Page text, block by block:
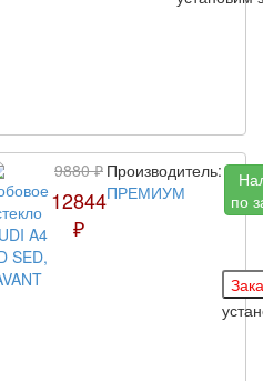
9880 ₽
12844
₽
Производитель:
ПРЕМИУМ
по